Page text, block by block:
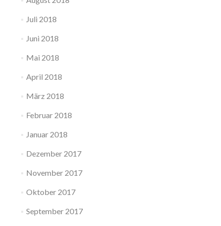
Juli 2018
Juni 2018
Mai 2018
April 2018
März 2018
Februar 2018
Januar 2018
Dezember 2017
November 2017
Oktober 2017
September 2017